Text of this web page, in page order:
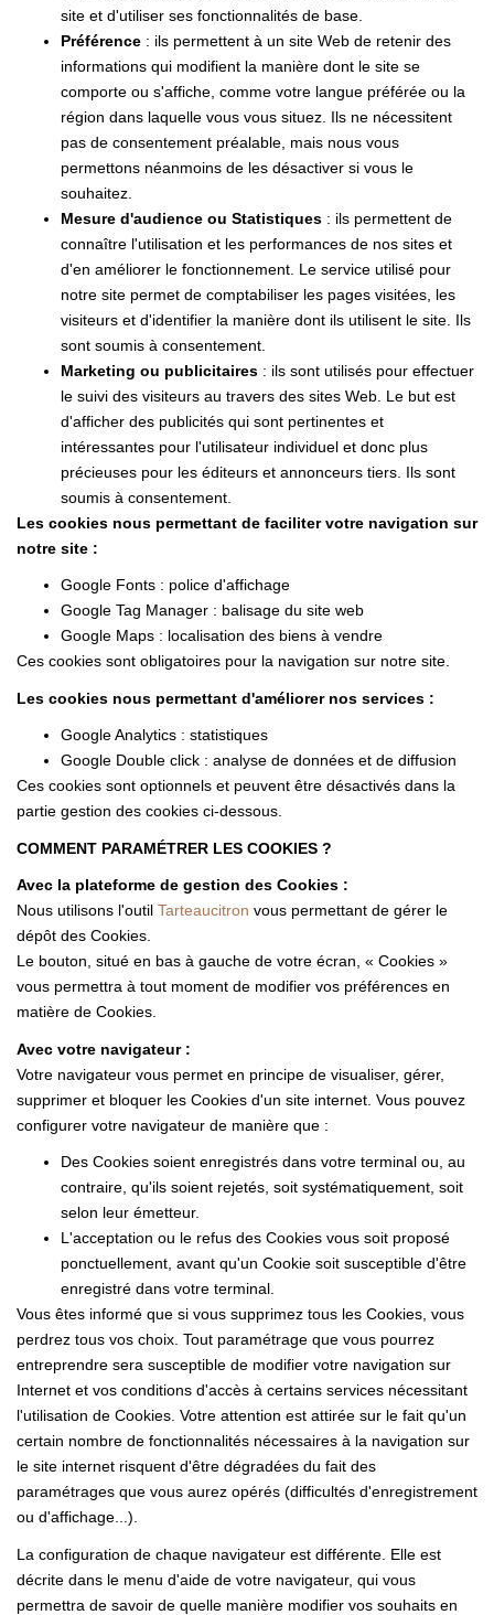
site et d'utiliser ses fonctionnalités de base.
Préférence : ils permettent à un site Web de retenir des
informations qui modifient la manière dont le site se
comporte ou s'affiche, comme votre langue préférée ou la
région dans laquelle vous vous situez. Ils ne nécessitent
pas de consentement préalable, mais nous vous
permettons néanmoins de les désactiver si vous le
souhaitez.
Mesure d'audience ou Statistiques : ils permettent de
connaître l'utilisation et les performances de nos sites et
d'en améliorer le fonctionnement. Le service utilisé pour
notre site permet de comptabiliser les pages visitées, les
visiteurs et d'identifier la manière dont ils utilisent le site. Ils
sont soumis à consentement.
Marketing ou publicitaires : ils sont utilisés pour effectuer
le suivi des visiteurs au travers des sites Web. Le but est
d'afficher des publicités qui sont pertinentes et
intéressantes pour l'utilisateur individuel et donc plus
précieuses pour les éditeurs et annonceurs tiers. Ils sont
soumis à consentement.
Les cookies nous permettant de faciliter votre navigation sur
notre site :
Google Fonts : police d'affichage
Google Tag Manager : balisage du site web
Google Maps : localisation des biens à vendre
Ces cookies sont obligatoires pour la navigation sur notre site.
Les cookies nous permettant d'améliorer nos services :
Google Analytics : statistiques
Google Double click : analyse de données et de diffusion
Ces cookies sont optionnels et peuvent être désactivés dans la
partie gestion des cookies ci-dessous.
COMMENT PARAMÉTRER LES COOKIES ?
Avec la plateforme de gestion des Cookies :
Nous utilisons l'outil Tarteaucitron vous permettant de gérer le
dépôt des Cookies.
Le bouton, situé en bas à gauche de votre écran, « Cookies »
vous permettra à tout moment de modifier vos préférences en
matière de Cookies.
Avec votre navigateur :
Votre navigateur vous permet en principe de visualiser, gérer,
supprimer et bloquer les Cookies d'un site internet. Vous pouvez
configurer votre navigateur de manière que :
Des Cookies soient enregistrés dans votre terminal ou, au
contraire, qu'ils soient rejetés, soit systématiquement, soit
selon leur émetteur.
L'acceptation ou le refus des Cookies vous soit proposé
ponctuellement, avant qu'un Cookie soit susceptible d'être
enregistré dans votre terminal.
Vous êtes informé que si vous supprimez tous les Cookies, vous
perdrez tous vos choix. Tout paramétrage que vous pourrez
entreprendre sera susceptible de modifier votre navigation sur
Internet et vos conditions d'accès à certains services nécessitant
l'utilisation de Cookies. Votre attention est attirée sur le fait qu'un
certain nombre de fonctionnalités nécessaires à la navigation sur
le site internet risquent d'être dégradées du fait des
paramétrages que vous aurez opérés (difficultés d'enregistrement
ou d'affichage...).
La configuration de chaque navigateur est différente. Elle est
décrite dans le menu d'aide de votre navigateur, qui vous
permettra de savoir de quelle manière modifier vos souhaits en